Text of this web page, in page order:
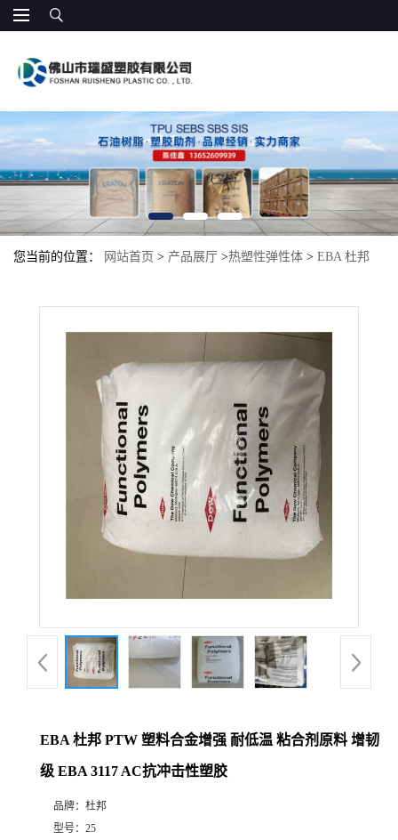
您当前的位置： 网站首页 > 产品展厅 >热塑性弹性体 > EBA 杜邦
EBA 杜邦 PTW 塑料合金增强 耐低温 粘合剂原料 增韧
级 EBA 3117 AC抗冲击性塑胶
品牌： 杜邦
型号： 25